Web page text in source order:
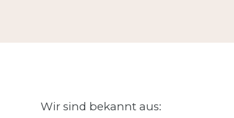
Wir sind bekannt aus: